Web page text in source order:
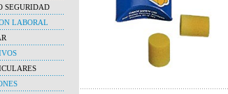
SEGURIDAD
LABORAL